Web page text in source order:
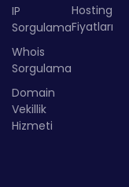
IP
Sorgulama
Whois
Sorgulama
Domain
Vekillik
Hizmeti
Hosting
Fiyatları